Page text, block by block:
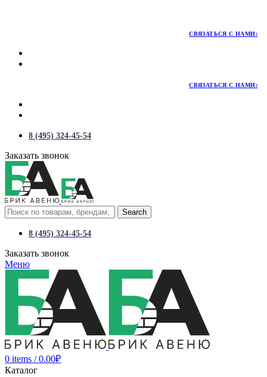
СВЯЗАТЬСЯ С НАМИ:
СВЯЗАТЬСЯ С НАМИ:
8 (495) 324-45-54
Заказать звонок
Search
8 (495) 324-45-54
Заказать звонок
Меню
0 items / 0.00₽
Каталог